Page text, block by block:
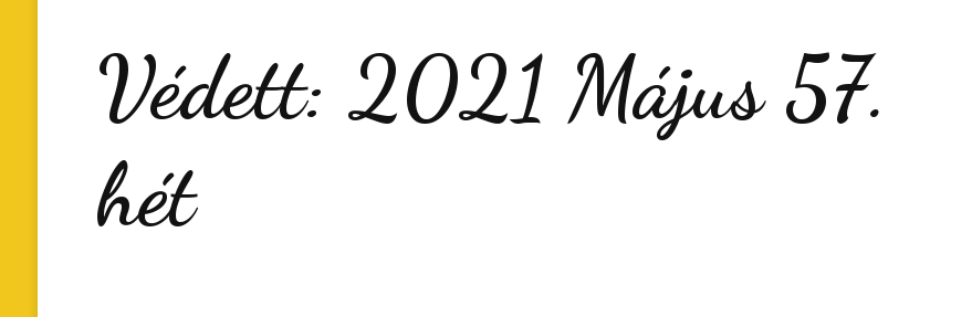
Védett: 2021 Május 57.
hét